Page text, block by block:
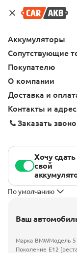
Адреса
серия
1976 -
бензин
Хочу сдать
свой
По умолчанию
Ваш
Марка BMWМодель
Поколение E12
Аккумуляторы
Сопутствующие
Покупателю
О компании
Доставка и
Контакты и
Заказать